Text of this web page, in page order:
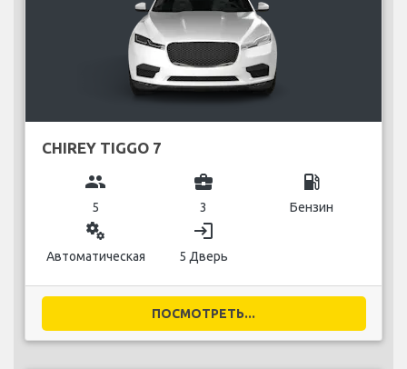
CHIREY TIGGO 7
group
5
business_center
3
local_gas_station
Бензин
miscellaneous_services
Автоматическая
login
5 Дверь
ПОСМОТРЕТЬ...